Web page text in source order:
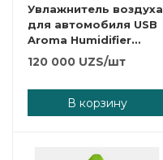
Увлажнитель воздуха
для автомобиля USB
Aroma Humidifier
0618S.
120 000 UZS/шт
В корзину